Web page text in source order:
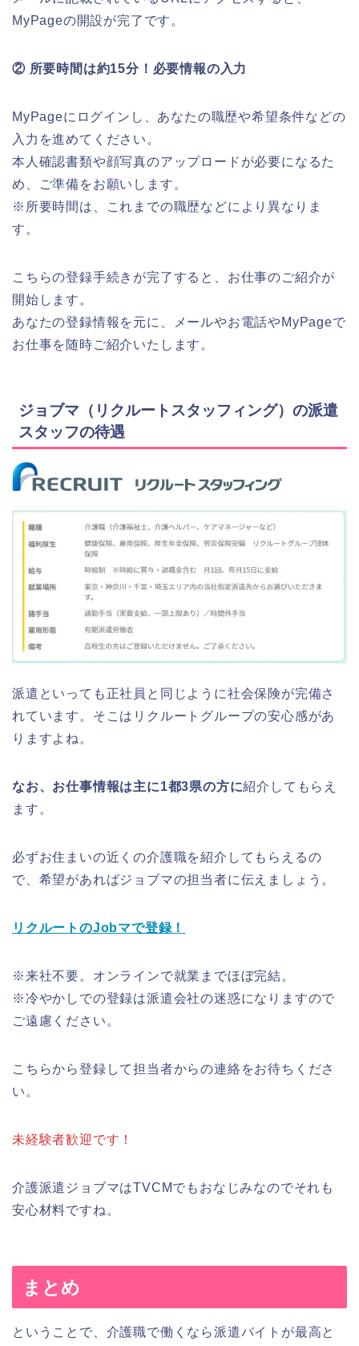
MyPageの開設が完了です。
② 所要時間は約15分！必要情報の入力
MyPageにログインし、あなたの職歴や希望条件などの
入力を進めてください。
本人確認書類や顔写真のアップロードが必要になるた
め、ご準備をお願いします。
※所要時間は、これまでの職歴などにより異なりま
す。
こちらの登録手続きが完了すると、お仕事のご紹介が
開始します。
あなたの登録情報を元に、メールやお電話やMyPageで
お仕事を随時ご紹介いたします。
ジョブマ（リクルートスタッフィング）の派遣
スタッフの待遇
派遣といっても正社員と同じように社会保険が完備さ
れています。そこはリクルートグループの安心感があ
りますよね。
なお、お仕事情報は主に1都3県の方に紹介してもらえ
ます。
必ずお住まいの近くの介護職を紹介してもらえるの
で、希望があればジョブマの担当者に伝えましょう。
リクルートのJobマで登録！
※来社不要。オンラインで就業までほぼ完結。
※冷やかしでの登録は派遣会社の迷惑になりますので
ご遠慮ください。
こちらから登録して担当者からの連絡をお待ちくださ
い。
未経験者歓迎です！
介護派遣ジョブマはTVCMでもおなじみなのでそれも
安心材料ですね。
まとめ
ということで、介護職で働くなら派遣バイトが最高と